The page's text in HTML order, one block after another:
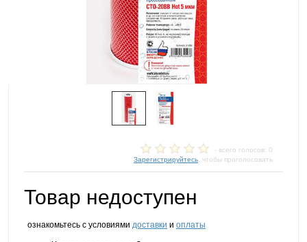
- всего голосов: 0
Зарегистрируйтесь , чтобы проголосовать
Товар недоступен
ознакомьтесь с условиями доставки и оплаты